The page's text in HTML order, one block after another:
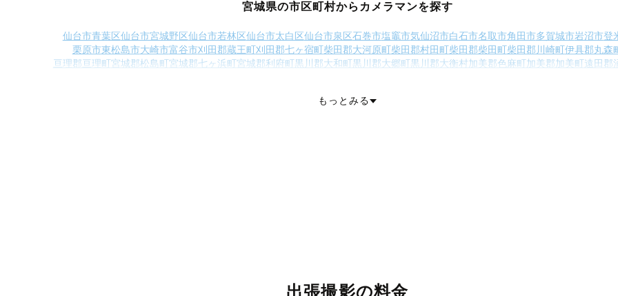
宮城県の市区町村からカメラマンを探す
仙台市青葉区仙台市宮城野区仙台市若林区仙台市太白区仙台市泉区石巻市塩竈市気仙沼市白石市名取市角田市多賀城市岩沼市登
栗原市東松島市大崎市富谷市刈田郡蔵王町刈田郡七ヶ宿町柴田郡大河原町柴田郡村田町柴田郡柴田町柴田郡川崎町伊具郡丸森
亘理郡亘理町宮城郡松島町宮城郡七ヶ浜町宮城郡利府町黒川郡大和町黒川郡大郷町黒川郡大衡村加美郡色麻町加美郡加美町遠田郡
もっとみる
出張撮影の料金